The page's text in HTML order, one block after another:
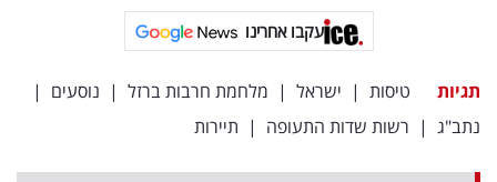
עקבו
אחרינו:
עקבו אחרינו
תגיות טיסות | ישראל | מלחמת חרבות ברזל | נוסעים |
נתב"ג | רשות שדות התעופה | תיירות